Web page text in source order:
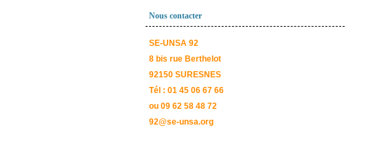
Nous contacter
SE-UNSA 92
8 bis rue Berthelot
92150 SURESNES
Tél : 01 45 06 67 66
ou 09 62 58 48 72
92@se-unsa.org